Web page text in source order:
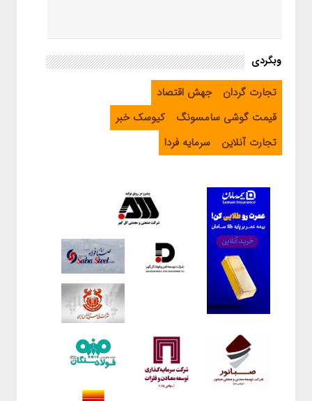
وبگردی
تجارت گردان
جهش اقتصاد
قیمت گوشی سامسونگ
کیوسک خبر
تجارت آنلاین
سرمایه فردا